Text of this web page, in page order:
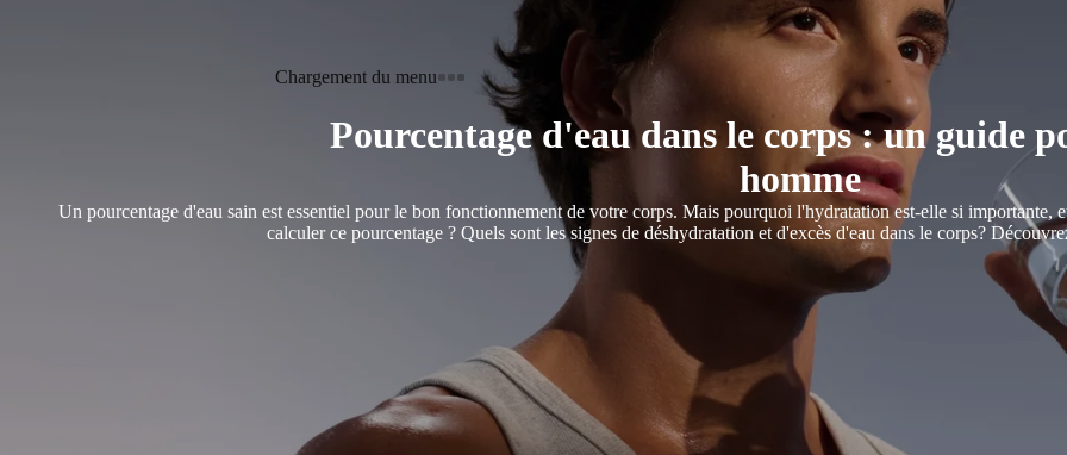
Chargement du menu
Pourcentage d'eau dans le corps : un guide
homme
Un pourcentage d'eau sain est essentiel pour le bon fonctionnement de votre corps. Mais pourquoi l'hydratation est-elle si importante,
calculer ce pourcentage ? Quels sont les signes de déshydratation et d'excès d'eau dans le corps?